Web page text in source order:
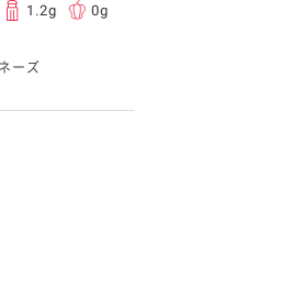
1.2g 0g
ーズ